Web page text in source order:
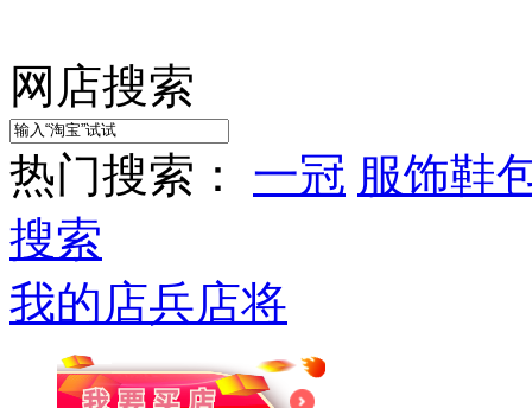
网店搜索
热门搜索： 一冠 服饰鞋
搜索
我的店兵店将